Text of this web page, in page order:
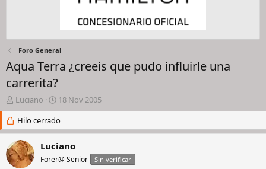
Foro General
Aqua Terra ¿creeis que pudo influirle una
carrerita?
I
n
c
i
a
d
Luciano
F
e
c
h
a
d
e
18 Nov 2005
Hilo cerrado
Luciano
Forer@ Senior Sin verificar